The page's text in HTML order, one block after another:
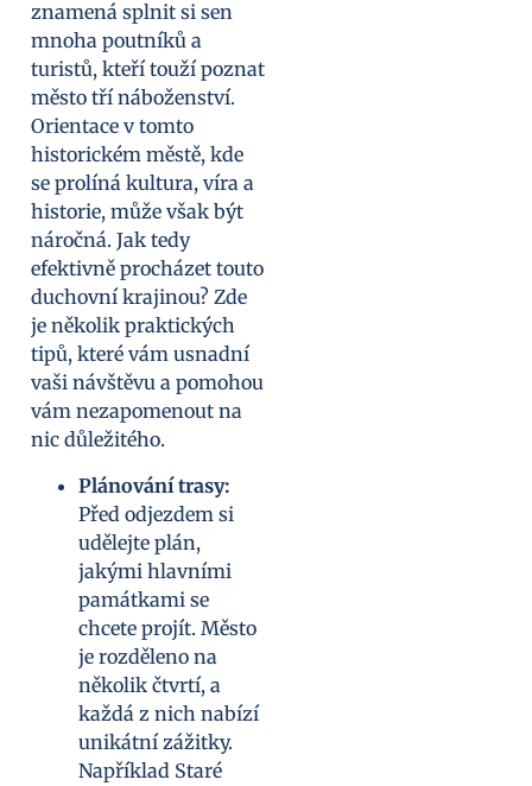
znamená splnit si sen
mnoha poutníků a
turistů, kteří touží poznat
město tří náboženství.
Orientace v tomto
historickém městě, kde
se prolíná kultura, víra a
historie, může však být
náročná. Jak tedy
efektivně procházet touto
duchovní krajinou? Zde
je několik praktických
tipů, které vám usnadní
vaši návštěvu a pomohou
vám nezapomenout na
nic důležitého.
Plánování trasy:
Před odjezdem si
udělejte plán,
jakými hlavními
památkami se
chcete projít. Město
je rozděleno na
několik čtvrtí, a
každá z nich nabízí
unikátní zážitky.
Například Staré